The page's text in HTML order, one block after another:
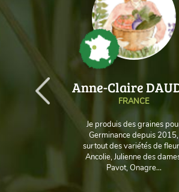
Anne-Claire
FRANCE
Je produis des graines
Germinance depuis 2015,
surtout des variétés de
Ancolie, Julienne des
Pavot, Onagre...